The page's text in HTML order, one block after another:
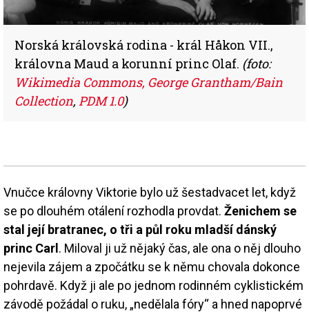
Norská královská rodina - král Håkon VII.,
královna Maud a korunní princ Olaf. (foto:
Wikimedia Commons, George Grantham/Bain
Collection, PDM 1.0)
Vnučce královny Viktorie bylo už šestadvacet let, když
se po dlouhém otálení rozhodla provdat. Ženichem se
stal její bratranec, o tři a půl roku mladší dánský
princ Carl. Miloval ji už nějaký čas, ale ona o něj dlouho
nejevila zájem a zpočátku se k němu chovala dokonce
pohrdavě. Když ji ale po jednom rodinném cyklistickém
závodě požádal o ruku, „nedělala fóry“ a hned napoprvé